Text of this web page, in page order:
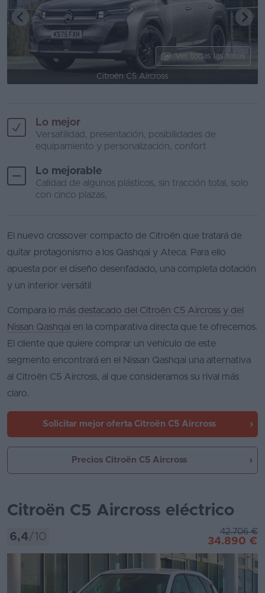
Ver todas las fotos
Citroën C5 Aircross
Lo mejor
Versatilidad, presentación, posibilidades de
equipamiento y personalización, confort
Lo mejorable
Calidad de algunos plásticos, sin tracción total, solo
con cinco plazas,
El nuevo crossover compacto de Citroën que tratará de
quitar protagonismo a los Qashqai y Ateca. Para ello
apuesta por el diseño desenfadado, una completa dotación
y un interior versátil
Compara lo más destacado del Citroën C5 Aircross y del
Nissan Qashqai en la comparativa directa que te ofrecemos.
El cliente que quiere comprar un vehículo de este
segmento encontrará en el Nissan Qashqai una alternativa
al Citroën C5 Aircross, al que consideramos su rival más
claro.
Solicitar mejor oferta Citroën C5 Aircross
Precios Citroën C5 Aircross
Citroën C5 Aircross eléctrico
6,4/10 42.706 €
34.890 €